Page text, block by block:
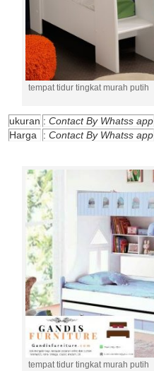
tempat tidur tingkat murah putih
ukuran : Contact By Whatss app
Harga
: Contact By Whatss app
tempat tidur tingkat murah putih